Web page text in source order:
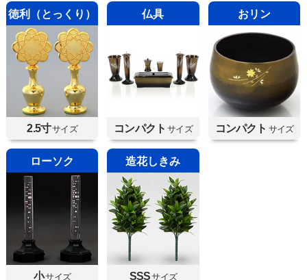
徳利（とっくり）
2.5寸サイズ
仏具
コンパクト サイズ
おリン
コンパクト サイズ
ローソク
小サイズ
造花しきみ
SSSサイズ